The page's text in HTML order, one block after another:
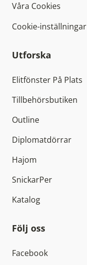
Våra Cookies
Cookie-inställningar
Utforska
Elitfönster På Plats
Tillbehörsbutiken
Outline
Diplomatdörrar
Hajom
SnickarPer
Katalog
Följ oss
Facebook